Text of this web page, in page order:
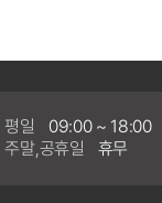
평일
09:00 ~ 18:00
주말,공휴일
휴무